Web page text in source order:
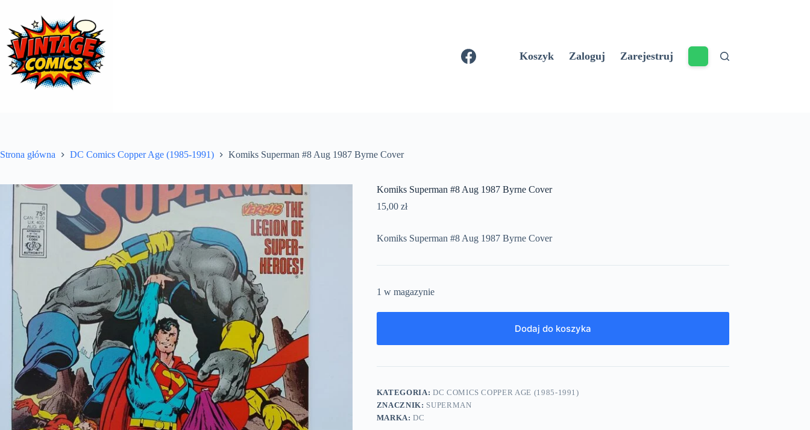
treści
Koszyk Zaloguj Zarejestruj
Strona główna DC Comics Copper Age (1985-1991) Komiks Superman #8 Aug 1987 Byrne Cover
Komiks Superman #8 Aug 1987 Byrne Cover
15,00 zł
Komiks Superman #8 Aug 1987 Byrne Cover
1 w magazynie
Dodaj do koszyka
KATEGORIA: DC COMICS COPPER AGE (1985-1991)
ZNACZNIK: SUPERMAN
MARKA:DC